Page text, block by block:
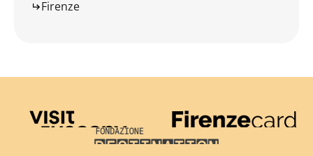
Firenze
Visit Tuscany
Firenze Card
Destination Florence